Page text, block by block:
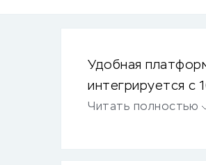
Удобная
интегрируется с
CRM и
Читать полностью